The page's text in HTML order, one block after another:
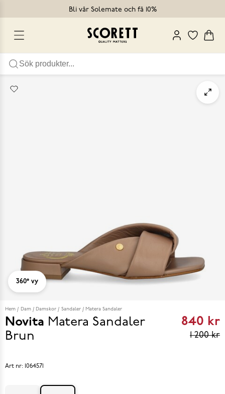
Bli vår Solemate och få 10%
360° vy
Hem Dam Damskor Sandaler Matera Sandaler
Novita Matera Sandaler
Brun
Current
840 kr
1 200 kr
Art nr: 1064571